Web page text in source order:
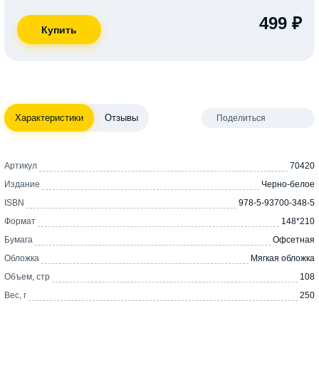
499 ₽
Характеристики Отзывы Поделиться
Артикул
70420
Издание
Черно-белое
ISBN
978-5-93700-348-5
Формат
148*210
Бумага
Офсетная
Обложка
Мягкая обложка
Объем, стр
108
Вес, г
250